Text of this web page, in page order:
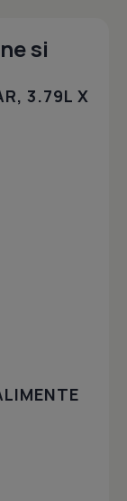
si
3.79L X